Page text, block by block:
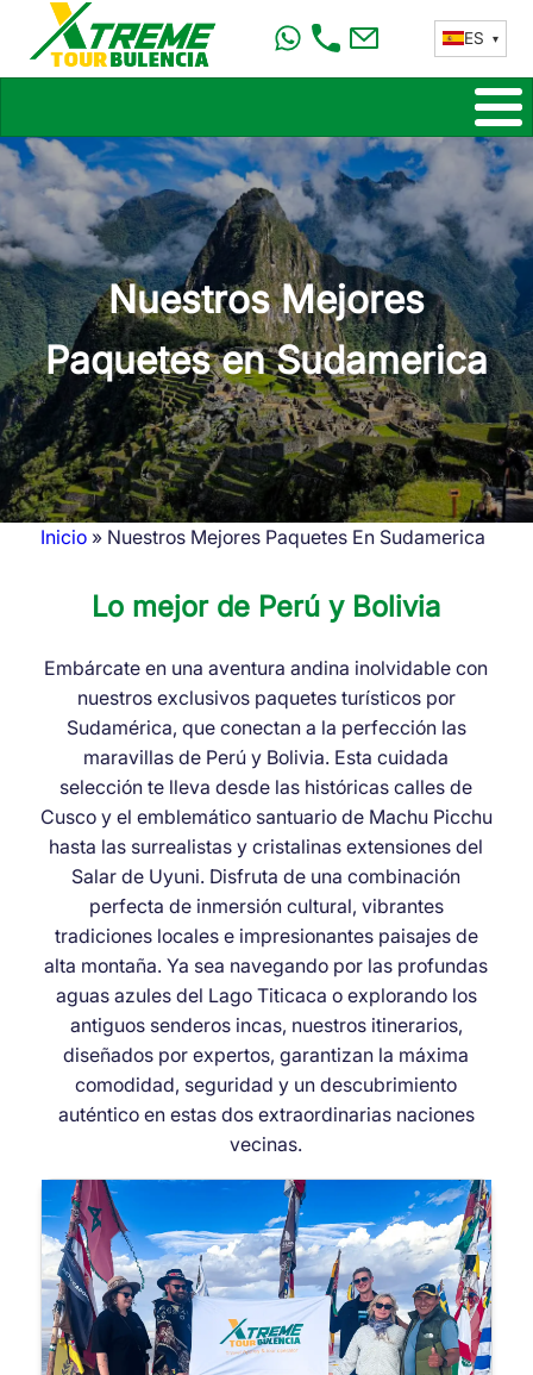
contenido
ES
Nuestros Mejores
Paquetes en Sudamerica
navegación
Inicio Nuestros Mejores Paquetes En Sudamerica
Lo mejor de Perú y Bolivia
Embárcate en una aventura andina inolvidable con
nuestros exclusivos paquetes turísticos por
Sudamérica, que conectan a la perfección las
maravillas de Perú y Bolivia. Esta cuidada
selección te lleva desde las históricas calles de
Cusco y el emblemático santuario de Machu Picchu
hasta las surrealistas y cristalinas extensiones del
Salar de Uyuni. Disfruta de una combinación
perfecta de inmersión cultural, vibrantes
tradiciones locales e impresionantes paisajes de
alta montaña. Ya sea navegando por las profundas
aguas azules del Lago Titicaca o explorando los
antiguos senderos incas, nuestros itinerarios,
diseñados por expertos, garantizan la máxima
comodidad, seguridad y un descubrimiento
auténtico en estas dos extraordinarias naciones
vecinas.